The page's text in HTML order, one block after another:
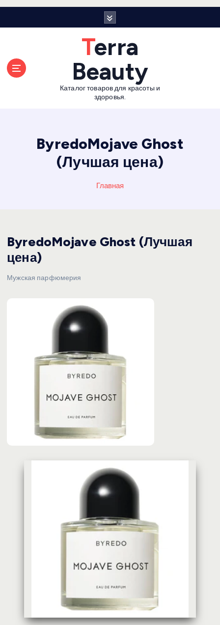
Terra
Beauty
Каталог товаров для красоты и
здоровья.
ByredoMojave Ghost
(Лучшая цена)
Главная
ByredoMojave Ghost (Лучшая
цена)
Мужская парфюмерия